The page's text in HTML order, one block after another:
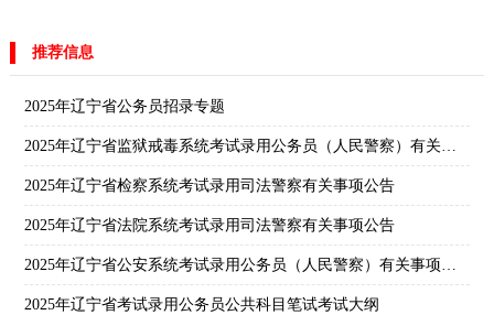
推荐信息
2025年辽宁省公务员招录专题
2025年辽宁省监狱戒毒系统考试录用公务员（人民警察）有关事项公告
2025年辽宁省检察系统考试录用司法警察有关事项公告
2025年辽宁省法院系统考试录用司法警察有关事项公告
2025年辽宁省公安系统考试录用公务员（人民警察）有关事项公告
2025年辽宁省考试录用公务员公共科目笔试考试大纲